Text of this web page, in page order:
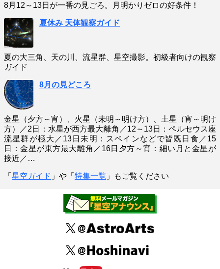
8月12～13日が一番の見ごろ。月明かりゼロの好条件！
夏休み 天体観察ガイド
夏の大三角、天の川、流星群、星空撮影。初級者向けの観察
ガイド
8月の見どころ
金星（夕方～宵）、火星（未明～明け方）、土星（宵～明け
方）／2日：水星が西方最大離角／12～13日：ペルセウス座
流星群が極大／13日未明：スペインなどで皆既日食／15
日：金星が東方最大離角／16日夕方～宵：細い月と金星が
接近／…
「 星空ガイド 」や「 特集一覧 」もご覧ください